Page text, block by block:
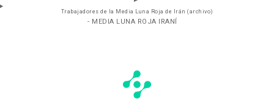
Trabajadores de la Media Luna Roja de Irán (archivo)
- MEDIA LUNA ROJA IRANÍ